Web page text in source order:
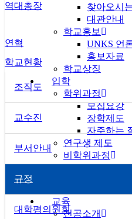
찾아오시
대관안내
학교홍보
UNKS 언
홍보자료
학교상징
입학
학위과정
모집요강
장학제도
자주하는
연구생 제도
비학위과정
통일미래
교육
전공소개
역대총장
연혁
학교현황
조직도
교수진
부서안내
규정
대학평의원회